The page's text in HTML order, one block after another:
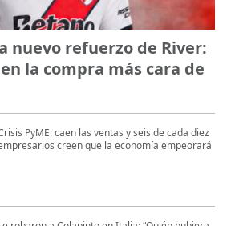
nuevo refuerzo de River:
la compra más cara de
PyME: caen las ventas y seis de cada diez
creen que la economía empeorará